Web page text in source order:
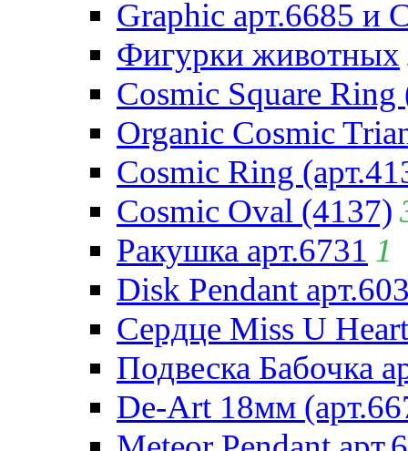
Graphic арт.6685 и
Фигурки животных
Cosmic Square Ring
Organic Cosmic
Cosmic Ring
Cosmic Oval (4137)
Ракушка арт.6731 1
Disk Pendant
Сердце Miss U
Подвеска Бабочка
De-Art 18мм